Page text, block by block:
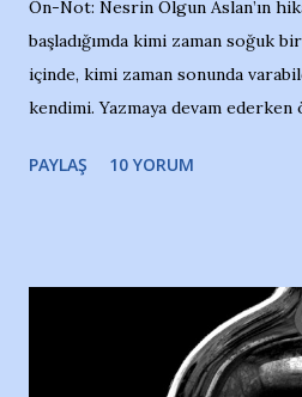
Ön-Not: Nesrin Olgun Aslan’ın
başladığımda kimi zaman soğuk
içinde, kimi zaman sonunda
kendimi. Yazmaya devam
Yazımı, ağlayarak bitirebildim
Nesrin’in Hikayesi’ne
havuzunun kenarında 7 yaşında
duruyor. Havuzun içinde Adana
PAYLAŞ 10 YORUM